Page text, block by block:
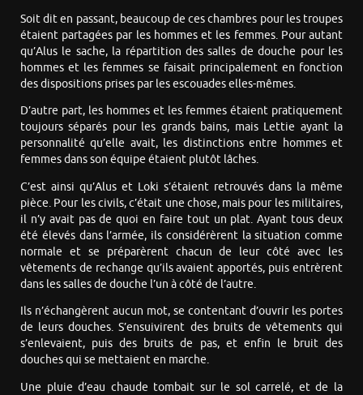
Soit dit en passant, beaucoup de ces chambres pour les troupes
étaient partagées par les hommes et les femmes. Pour autant
qu’Alus le sache, la répartition des salles de douche pour les
hommes et les femmes se faisait principalement en fonction
des dispositions prises par les escouades elles-mêmes.
D’autre part, les hommes et les femmes étaient pratiquement
toujours séparés pour les grands bains, mais Lettie ayant la
personnalité qu’elle avait, les distinctions entre hommes et
femmes dans son équipe étaient plutôt lâches.
C’est ainsi qu’Alus et Loki s’étaient retrouvés dans la même
pièce. Pour les civils, c’était une chose, mais pour les militaires,
il n’y avait pas de quoi en faire tout un plat. Ayant tous deux
été élevés dans l’armée, ils considérèrent la situation comme
normale et se préparèrent chacun de leur côté avec les
vêtements de rechange qu’ils avaient apportés, puis entrèrent
dans les salles de douche l’un à côté de l’autre.
Ils n’échangèrent aucun mot, se contentant d’ouvrir les portes
de leurs douches. S’ensuivirent des bruits de vêtements qui
s’enlevaient, puis des bruits de pas, et enfin le bruit des
douches qui se mettaient en marche.
Une pluie d’eau chaude tombait sur le sol carrelé, et de la